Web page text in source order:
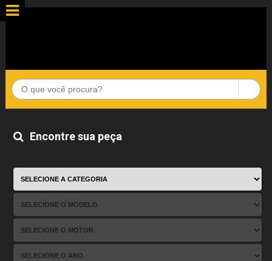
Encontre sua peça